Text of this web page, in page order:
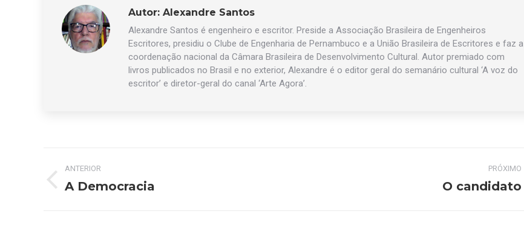
Autor: Alexandre Santos
Alexandre Santos é engenheiro e escritor. Preside a Associação Brasileira de Engenheiros
Escritores, presidiu o Clube de Engenharia de Pernambuco e a União Brasileira de Escritores e faz a
coordenação nacional da Câmara Brasileira de Desenvolvimento Cultural. Autor premiado com
livros publicados no Brasil e no exterior, Alexandre é o editor geral do semanário cultural ‘A voz do
escritor’ e diretor-geral do canal ‘Arte Agora’.
Navegação
de
ANTERIOR
Post
A Democracia
PRÓXIMO
O candidato